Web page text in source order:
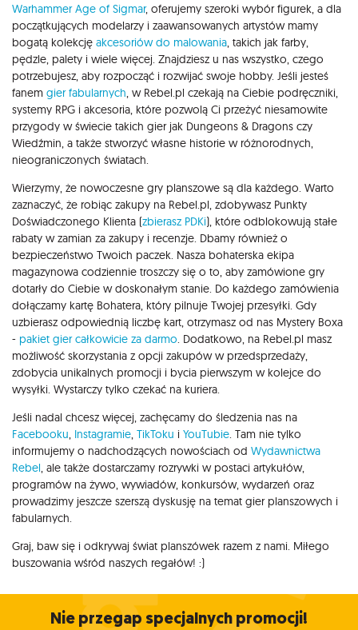
Warhammer Age of Sigmar, oferujemy szeroki wybór figurek, a dla
początkujących modelarzy i zaawansowanych artystów mamy
bogatą kolekcję akcesoriów do malowania, takich jak farby,
pędzle, palety i wiele więcej. Znajdziesz u nas wszystko, czego
potrzebujesz, aby rozpocząć i rozwijać swoje hobby. Jeśli jesteś
fanem gier fabularnych, w Rebel.pl czekają na Ciebie podręczniki,
systemy RPG i akcesoria, które pozwolą Ci przeżyć niesamowite
przygody w świecie takich gier jak Dungeons & Dragons czy
Wiedźmin, a także stworzyć własne historie w różnorodnych,
nieograniczonych światach.
Wierzymy, że nowoczesne gry planszowe są dla każdego. Warto
zaznaczyć, że robiąc zakupy na Rebel.pl, zdobywasz Punkty
Doświadczonego Klienta (zbierasz PDKi), które odblokowują stałe
rabaty w zamian za zakupy i recenzje. Dbamy również o
bezpieczeństwo Twoich paczek. Nasza bohaterska ekipa
magazynowa codziennie troszczy się o to, aby zamówione gry
dotarły do Ciebie w doskonałym stanie. Do każdego zamówienia
dołączamy kartę Bohatera, który pilnuje Twojej przesyłki. Gdy
uzbierasz odpowiednią liczbę kart, otrzymasz od nas Mystery Boxa
- pakiet gier całkowicie za darmo. Dodatkowo, na Rebel.pl masz
możliwość skorzystania z opcji zakupów w przedsprzedaży,
zdobycia unikalnych promocji i bycia pierwszym w kolejce do
wysyłki. Wystarczy tylko czekać na kuriera.
Jeśli nadal chcesz więcej, zachęcamy do śledzenia nas na
Facebooku, Instagramie, TikToku i YouTubie. Tam nie tylko
informujemy o nadchodzących nowościach od Wydawnictwa
Rebel, ale także dostarczamy rozrywki w postaci artykułów,
programów na żywo, wywiadów, konkursów, wydarzeń oraz
prowadzimy jeszcze szerszą dyskusję na temat gier planszowych i
fabularnych.
Graj, baw się i odkrywaj świat planszówek razem z nami. Miłego
buszowania wśród naszych regałów! :)
Nie przegap specjalnych promocji!